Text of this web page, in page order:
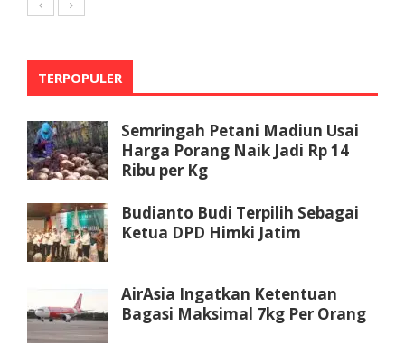
TERPOPULER
Semringah Petani Madiun Usai
Harga Porang Naik Jadi Rp 14
Ribu per Kg
Budianto Budi Terpilih Sebagai
Ketua DPD Himki Jatim
AirAsia Ingatkan Ketentuan
Bagasi Maksimal 7kg Per Orang